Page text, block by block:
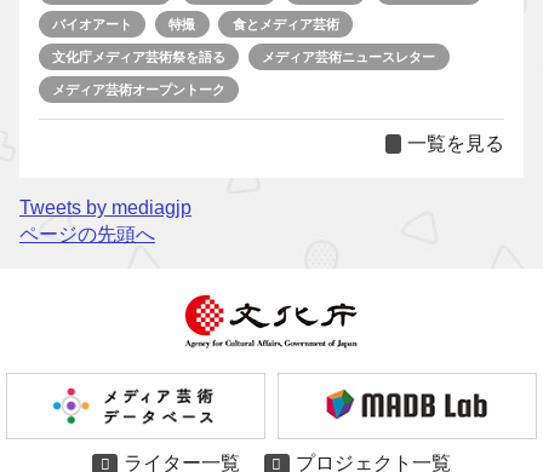
バイオアート 特撮 食とメディア芸術
文化庁メディア芸術祭を語る メディア芸術ニュースレター
メディア芸術オープントーク
一覧を見る
Tweets by mediagjp
ページの先頭へ
ライター一覧 プロジェクト一覧